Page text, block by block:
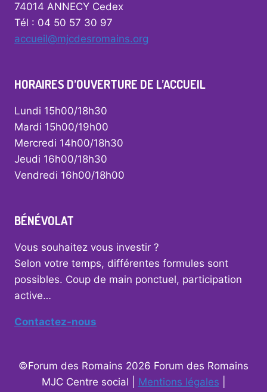
74014 ANNECY Cedex
Tél : 04 50 57 30 97
accueil@mjcdesromains.org
HORAIRES D’OUVERTURE DE L’ACCUEIL
Lundi 15h00/18h30
Mardi 15h00/19h00
Mercredi 14h00/18h30
Jeudi 16h00/18h30
Vendredi 16h00/18h00
BÉNÉVOLAT
Vous souhaitez vous investir ?
Selon votre temps, différentes formules sont
possibles. Coup de main ponctuel, participation
active…
Contactez-nous
©Forum des Romains 2026 Forum des Romains
MJC Centre social | Mentions légales